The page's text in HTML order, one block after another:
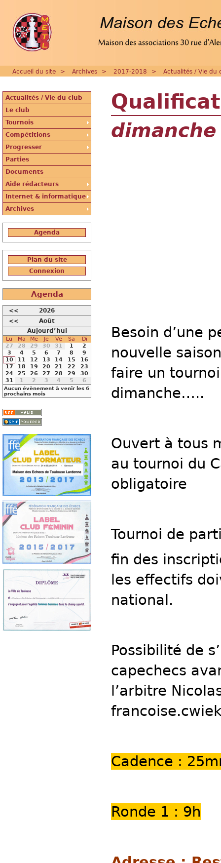
Accueil du site > Archives > 2017-2018 > Actualités / Vie du
Besoin d’une
nouvelle
faire un
dimanche…..
Ouvert à tous
au tournoi du
obligatoire
Tournoi de
fin des
les effectifs
national.
Possibilité de
capechecs
l’arbitre
Cadence :
Ronde 1 : 9h
Actualités / Vie du club
Le club
Tournois
Compétitions
Progresser
Parties
Documents
Aide rédacteurs
Internet & informatique
Archives
Agenda
Plan du site
Connexion
Agenda
<<
2026
<<
Août
Aujourd’hui
Lu Ma Me Je Ve Sa
Di
27
28 29 30 31 1
2
3
4 5 6 7 8
9
10
11 12 13 14 15
16
17
18 19 20 21 22
23
24
25 26 27 28 29
30
31
1 2 3 4 5 6
Aucun évènement à venir les 6
prochains mois